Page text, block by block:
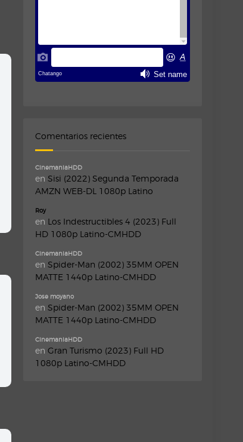
Comentarios recientes
CinemaniaHDD
en Sisi (2022) Segunda Temporada
AMZN WEB-DL 1080p Latino
Roy
en Los Indestructibles 4 (2023) Full
HD 1080p Latino-CMHDD
CinemaniaHDD
en Spider-Man (2002) 35MM OPEN
MATTE 1440p Latino-CMHDD
Jose moyano
en Spider-Man (2002) 35MM OPEN
MATTE 1440p Latino-CMHDD
CinemaniaHDD
en Gran Turismo (2023) Full HD
1080p Latino-CMHDD